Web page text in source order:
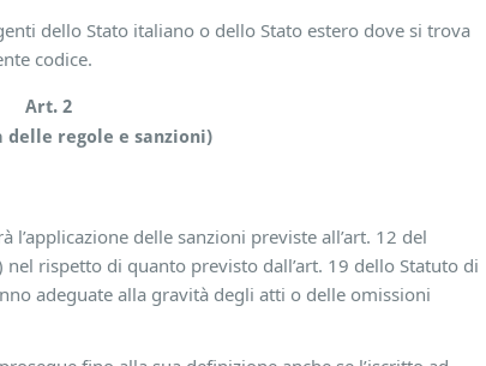
dello Stato italiano o dello Stato estero dove si trova
codice.
Art. 2
delle regole e sanzioni)
l’applicazione delle sanzioni previste all’art. 12 del
rispetto di quanto previsto dall’art. 19 dello Statuto di
adeguate alla gravità degli atti o delle omissioni